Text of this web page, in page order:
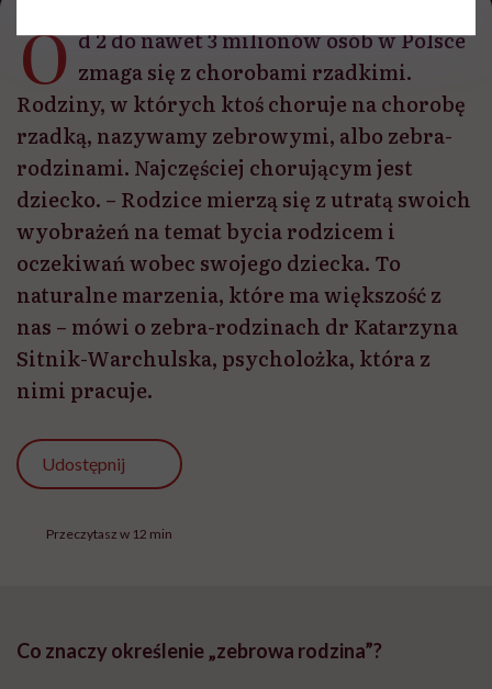
O d 2 do nawet 3 milionów osób w Polsce
zmaga się z chorobami rzadkimi.
Rodziny, w których ktoś choruje na chorobę
rzadką, nazywamy zebrowymi, albo zebra-
rodzinami. Najczęściej chorującym jest
dziecko. – Rodzice mierzą się z utratą swoich
wyobrażeń na temat bycia rodzicem i
oczekiwań wobec swojego dziecka. To
naturalne marzenia, które ma większość z
nas – mówi o zebra-rodzinach dr Katarzyna
Sitnik-Warchulska, psycholożka, która z
nimi pracuje.
Udostępnij
Przeczytasz w 12 min
Co znaczy określenie „zebrowa rodzina”?